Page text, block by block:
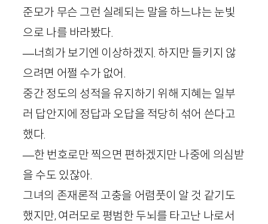
준모가 무슨 그런 실례되는 말을 하느냐는 눈빛
으로 나를 바라봤다.
—너희가 보기엔 이상하겠지. 하지만 들키지 않
으려면 어쩔 수가 없어.
중간 정도의 성적을 유지하기 위해 지혜는 일부
러 답안지에 정답과 오답을 적당히 섞어 쓴다고
했다.
—한 번호로만 찍으면 편하겠지만 나중에 의심받
을 수도 있잖아.
그녀의 존재론적 고충을 어렴풋이 알 것 같기도
했지만, 여러모로 평범한 두뇌를 타고난 나로서